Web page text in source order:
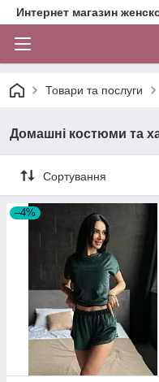
Интернет магазин
Товари та послуги
Домашні костюми та
Сортування
–4%